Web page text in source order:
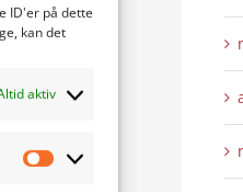
ID'er på dette
kan det
aktiv